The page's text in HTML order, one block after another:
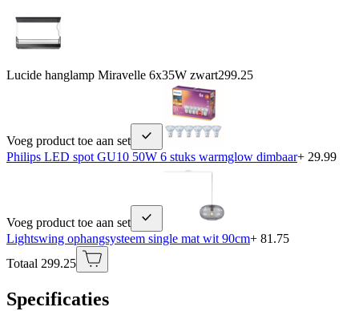
Lucide hanglamp Miravelle 6x35W zwart299.25
Voeg product toe aan set
Philips LED spot GU10 50W 6 stuks warmglow dimbaar+ 29.99
Voeg product toe aan set
Lightswing ophangsysteem single mat wit 90cm+ 81.75
Totaal 299.25
Specificaties